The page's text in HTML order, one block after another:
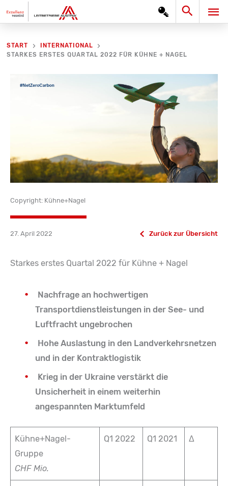
Inhalt
Search
START
INTERNATIONAL
STARKES ERSTES QUARTAL 2022 FÜR KÜHNE + NAGEL
Copyright: Kühne+Nagel
27. April 2022 Zurück zur Übersicht
Starkes erstes Quartal 2022 für Kühne + Nagel
Nachfrage an hochwertigen
Transportdienstleistungen in der See- und
Luftfracht ungebrochen
Hohe Auslastung in den Landverkehrsnetzen
und in der Kontraktlogistik
Krieg in der Ukraine verstärkt die
Unsicherheit in einem weiterhin
angespannten Marktumfeld
Kühne+Nagel-
Gruppe
CHF Mio.
Q1 2022 Q1 2021 Δ